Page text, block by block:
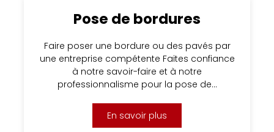
Pose de bordures
Faire poser une bordure ou des pavés par
une entreprise compétente Faites confiance
à notre savoir-faire et à notre
professionnalisme pour la pose de…
En savoir plus